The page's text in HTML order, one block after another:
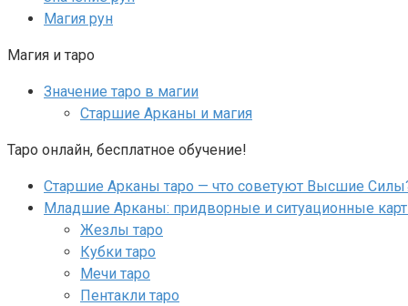
Магия рун
Магия и таро
Значение таро в магии
Старшие Арканы и магия
Таро онлайн, бесплатное обучение!
Старшие Арканы таро — что советуют Высшие
Младшие Арканы: придворные и ситуационные
Жезлы таро
Кубки таро
Мечи таро
Пентакли таро